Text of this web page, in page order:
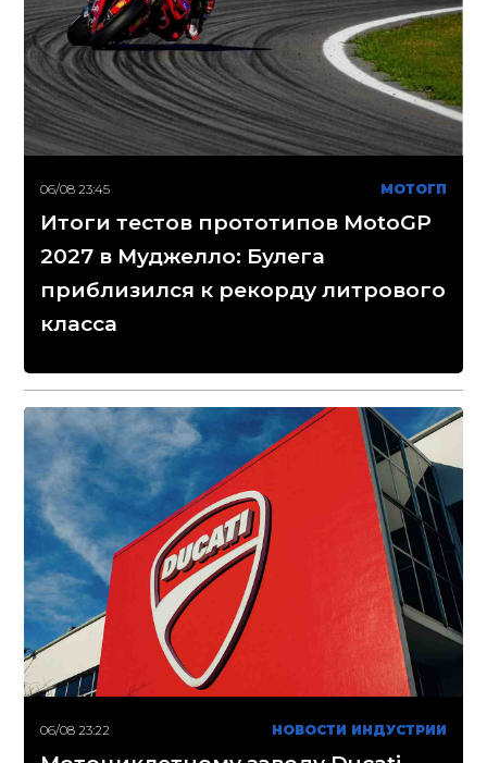
06/08 23:45 МОТОГП
Итоги тестов прототипов MotoGP
2027 в Муджелло: Булега
приблизился к рекорду литрового
класса
06/08 23:22 НОВОСТИ ИНДУСТРИИ